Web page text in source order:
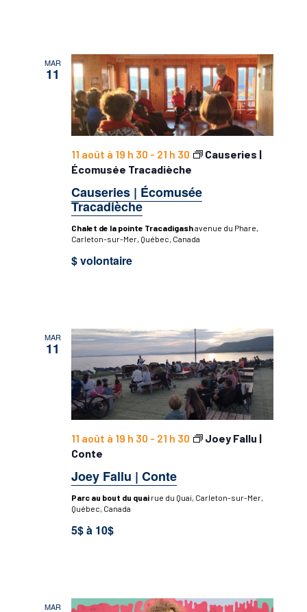
MAR
11
Causeries | Écomusée
Tracadièche
11 août à 19 h 30 - 21 h 30
Causeries |
Écomusée Tracadièche
Chalet de la pointe Tracadigashavenue du Phare,
Carleton-sur-Mer, Québec, Canada
$ volontaire
MAR
11
Joey Fallu | Conte
11 août à 19 h 30 - 21 h 30
Joey Fallu |
Conte
Parc au bout du quai rue du Quai, Carleton-sur-Mer,
Québec, Canada
5$ à 10$
MAR